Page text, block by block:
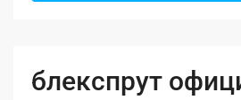
блекспрут